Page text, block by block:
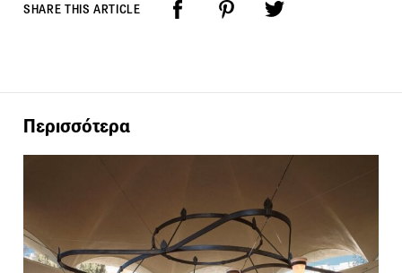
SHARE THIS ARTICLE
Περισσότερα